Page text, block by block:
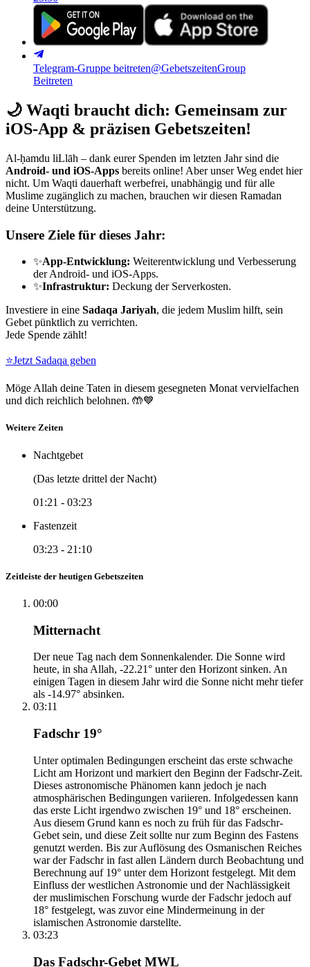
Telegram-Gruppe beitreten@GebetszeitenGroup
Beitreten
🌙 Waqti braucht dich: Gemeinsam zur
iOS-App & präzisen Gebetszeiten!
Al-ḥamdu liLlāh – dank eurer Spenden im letzten Jahr sind die
Android- und iOS-Apps bereits online! Aber unser Weg endet hier
nicht. Um Waqti dauerhaft werbefrei, unabhängig und für alle
Muslime zugänglich zu machen, brauchen wir diesen Ramadan
deine Unterstützung.
Unsere Ziele für dieses Jahr:
✨App-Entwicklung: Weiterentwicklung und Verbesserung
der Android- und iOS-Apps.
✨Infrastruktur: Deckung der Serverkosten.
Investiere in eine Sadaqa Jariyah, die jedem Muslim hilft, sein
Gebet pünktlich zu verrichten.
Jede Spende zählt!
⭐Jetzt Sadaqa geben
Möge Allah deine Taten in diesem gesegneten Monat vervielfachen
und dich reichlich belohnen. 🤲💙
Weitere Zeiten
Nachtgebet
(Das letzte drittel der Nacht)
01:21 - 03:23
Fastenzeit
03:23 - 21:10
Zeitleiste der heutigen Gebetszeiten
00:00
Mitternacht
Der neue Tag nach dem Sonnenkalender. Die Sonne wird
heute, in sha Allah, -22.21° unter den Horizont sinken. An
einigen Tagen in diesem Jahr wird die Sonne nicht mehr tiefer
als -14.97° absinken.
03:11
Fadschr 19°
Unter optimalen Bedingungen erscheint das erste schwache
Licht am Horizont und markiert den Beginn der Fadschr-Zeit.
Dieses astronomische Phänomen kann jedoch je nach
atmosphärischen Bedingungen variieren. Infolgedessen kann
das erste Licht irgendwo zwischen 19° und 18° erscheinen.
Aus diesem Grund kann es noch zu früh für das Fadschr-
Gebet sein, und diese Zeit sollte nur zum Beginn des Fastens
genutzt werden. Bis zur Auflösung des Osmanischen Reiches
war der Fadschr in fast allen Ländern durch Beobachtung und
Berechnung auf 19° unter dem Horizont festgelegt. Mit dem
Einfluss der westlichen Astronomie und der Nachlässigkeit
der muslimischen Forschung wurde der Fadschr jedoch auf
18° festgelegt, was zuvor eine Mindermeinung in der
islamischen Astronomie darstellte.
03:23
Das Fadschr-Gebet MWL